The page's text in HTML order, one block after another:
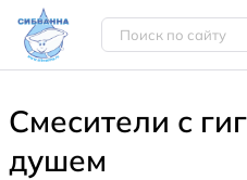
Смесители с
душем